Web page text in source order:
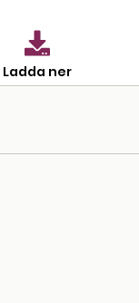
Ladda ner